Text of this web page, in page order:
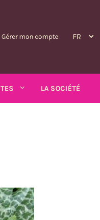
Gérer mon compte
ailé
LA SOCIÉTÉ